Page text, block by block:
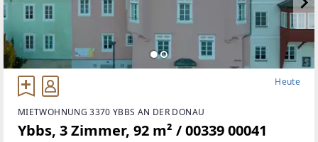
Heute
MIETWOHNUNG 3370 YBBS AN DER DONAU
Ybbs, 3 Zimmer, 92 m² / 00339 00041